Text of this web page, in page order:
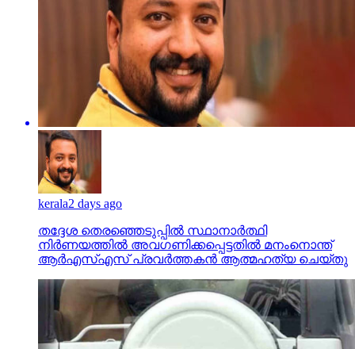
kerala2 days ago
തദ്ദേശ തെരഞ്ഞെടുപ്പില്‍ സ്ഥാനാര്‍ത്ഥി
നിര്‍ണയത്തില്‍ അവഗണിക്കപ്പെട്ടതില്‍ മനംനൊന്ത്
ആര്‍എസ്എസ് പ്രവര്‍ത്തകന്‍ ആത്മഹത്യ ചെയ്തു